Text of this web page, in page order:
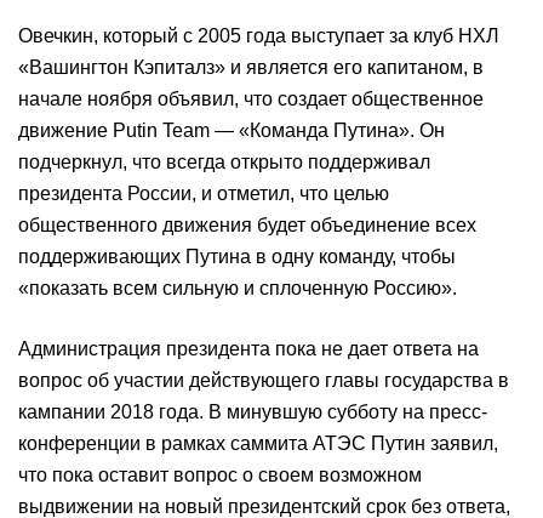
Овечкин, который с 2005 года выступает за клуб НХЛ
«Вашингтон Кэпиталз» и является его капитаном, в
начале ноября объявил, что создает общественное
движение Putin Team — «Команда Путина». Он
подчеркнул, что всегда открыто поддерживал
президента России, и отметил, что целью
общественного движения будет объединение всех
поддерживающих Путина в одну команду, чтобы
«показать всем сильную и сплоченную Россию».
Администрация президента пока не дает ответа на
вопрос об участии действующего главы государства в
кампании 2018 года. В минувшую субботу на пресс-
конференции в рамках саммита АТЭС Путин заявил,
что пока оставит вопрос о своем возможном
выдвижении на новый президентский срок без ответа,